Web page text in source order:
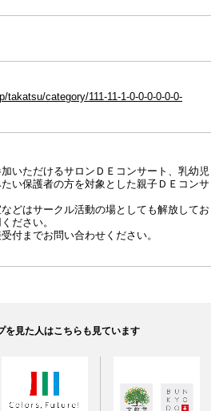
takatsu/category/111-11-1-0-0-0-0-0-0-
いただけるサロンＤＥコンサート、乳幼児
い保護者の方を対象とした親子ＤＥコンサ
どはサークル活動の場としても解放してお
ださい。
付までお問い合わせください。
を見た人はこちらも見ています